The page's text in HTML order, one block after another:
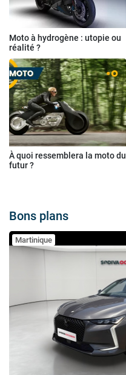
Moto à hydrogène : utopie ou
réalité ?
À quoi ressemblera la moto du
futur ?
Bons plans
Martinique